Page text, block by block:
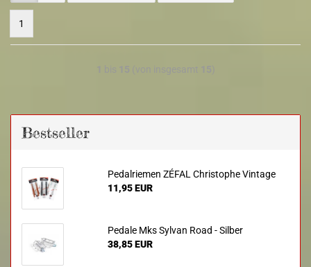
1
Bestseller
Pedalriemen ZÉFAL Christophe Vintage
11,95 EUR
Pedale Mks Sylvan Road - Silber
38,85 EUR